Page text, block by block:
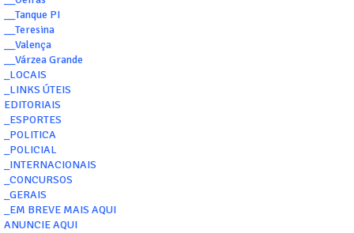
__Tanque PI
__Teresina
__Valença
__Várzea Grande
_LOCAIS
_LINKS ÚTEIS
EDITORIAIS
_ESPORTES
_POLITICA
_POLICIAL
_INTERNACIONAIS
_CONCURSOS
_GERAIS
_EM BREVE MAIS AQUI
ANUNCIE AQUI